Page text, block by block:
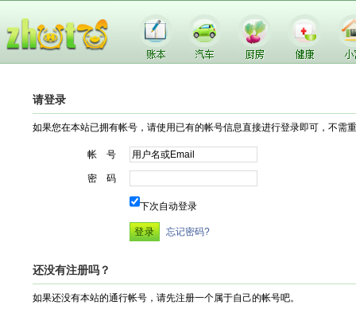
请登录
如果您在本站已拥有帐号，请使用已有的帐号信息直接进行登录即可，不需
帐 号
密 码
下次自动登录
忘记密码?
还没有注册吗？
如果还没有本站的通行帐号，请先注册一个属于自己的帐号吧。